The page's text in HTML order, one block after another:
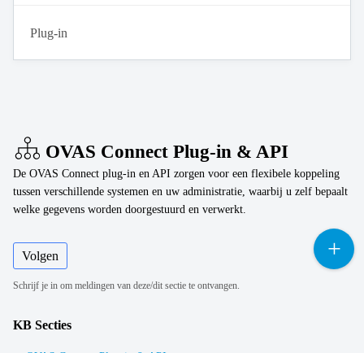
Plug-in
OVAS Connect Plug-in & API
De OVAS Connect plug-in en API zorgen voor een flexibele koppeling
tussen verschillende systemen en uw administratie, waarbij u zelf bepaalt
welke gegevens worden doorgestuurd en verwerkt.
Volgen
Schrijf je in om meldingen van deze/dit sectie te ontvangen.
KB Secties